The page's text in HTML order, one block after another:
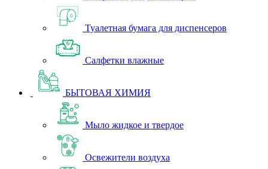
Туалетная бумага для диспенсеров
Салфетки влажные
БЫТОВАЯ ХИМИЯ
Мыло жидкое и твердое
Освежители воздуха